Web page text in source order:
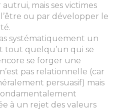
mais ses victimes
ou par développer le
systématiquement un
tout quelqu’un qui se
se forger une
pas relationnelle (car
persuasif) mais
à un rejet des valeurs